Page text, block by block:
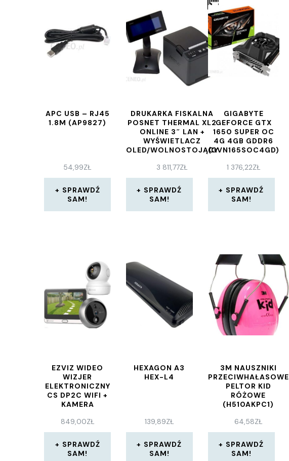
APC USB – RJ45
1.8M (AP9827)
54,99ZŁ
SPRAWDŹ
SAM!
DRUKARKA FISKALNA
POSNET THERMAL XL2
ONLINE 3″ LAN +
WYŚWIETLACZ
OLED/WOLNOSTOJĄCY
3 811,77ZŁ
SPRAWDŹ
SAM!
GIGABYTE
GEFORCE GTX
1650 SUPER OC
4G 4GB GDDR6
(GVN165SOC4GD)
1 376,22ZŁ
SPRAWDŹ
SAM!
EZVIZ WIDEO
WIZJER
ELEKTRONICZNY
CS DP2C WIFI +
KAMERA
OBROTOWA C6N
2K 4MP
849,00ZŁ
SPRAWDŹ
SAM!
HEXAGON A3
HEX-L4
139,89ZŁ
SPRAWDŹ
SAM!
3M NAUSZNIKI
PRZECIWHAŁASOWE
PELTOR KID
RÓŻOWE
(H510AKPC1)
64,58ZŁ
SPRAWDŹ
SAM!